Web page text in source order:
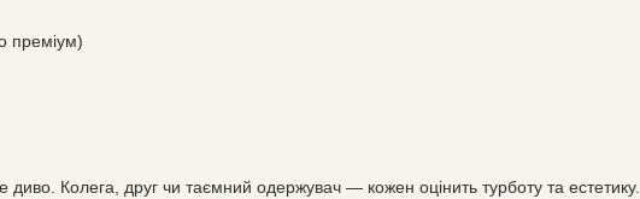
преміум)
диво. Колега, друг чи таємний одержувач — кожен оцінить турботу та естетику.